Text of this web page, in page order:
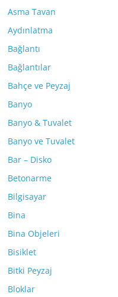
Asma Tavan
Aydınlatma
Bağlantı
Bağlantılar
Bahçe ve Peyzaj
Banyo
Banyo & Tuvalet
Banyo ve Tuvalet
Bar – Disko
Betonarme
Bilgisayar
Bina
Bina Objeleri
Bisiklet
Bitki Peyzaj
Bloklar